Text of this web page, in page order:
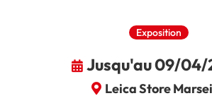
Exposition
Jusqu'au 09/
Leica Store